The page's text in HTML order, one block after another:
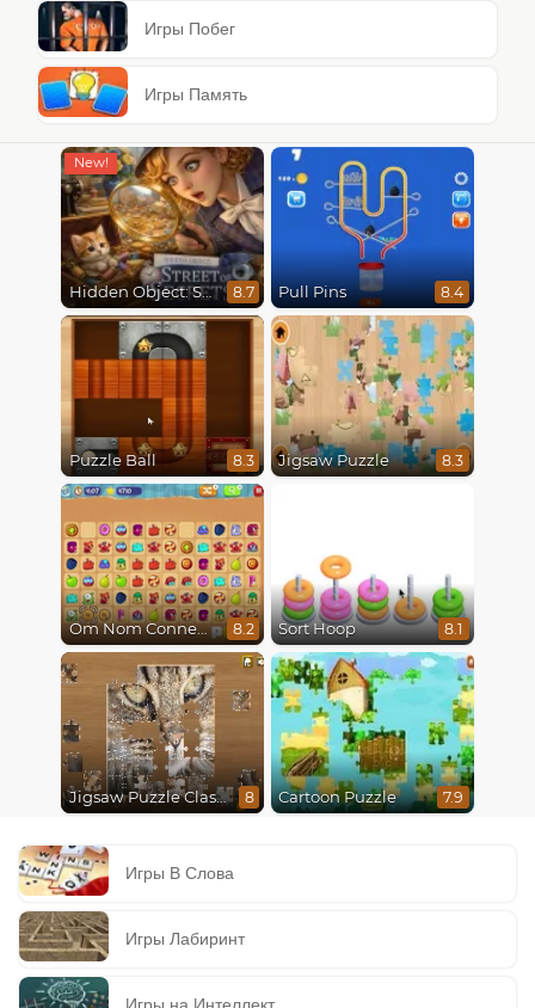
Игры Побег
Игры Память
Hidden Object: Street Of Secrets 8.7 Pull Pins 8.4
Puzzle Ball 8.3 Jigsaw Puzzle 8.3
Om Nom Connect Classic 8.2 Sort Hoop 8.1
Jigsaw Puzzle Classic 8 Cartoon Puzzle 7.9
Игры В Слова
Игры Лабиринт